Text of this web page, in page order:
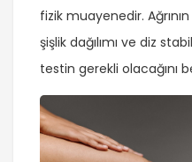
fizik muayenedir.
şişlik dağılımı ve diz
testin gerekli olacağını